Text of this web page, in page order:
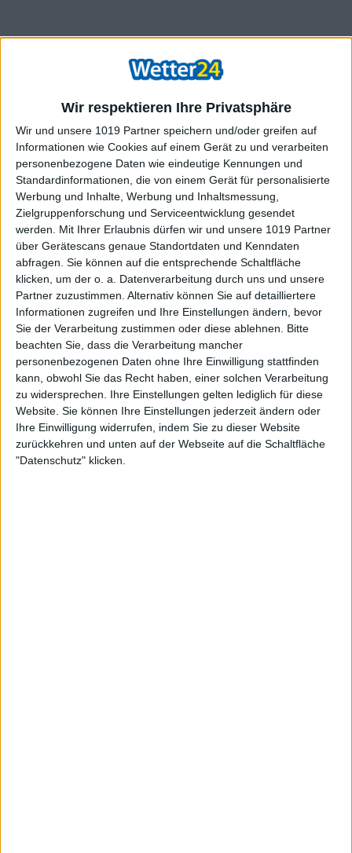
Wir respektieren Ihre Privatsphäre
Wir und unsere 1019 Partner speichern und/oder greifen auf
Informationen wie Cookies auf einem Gerät zu und verarbeiten
personenbezogene Daten wie eindeutige Kennungen und
Standardinformationen, die von einem Gerät für personalisierte
Werbung und Inhalte, Werbung und Inhaltsmessung,
Zielgruppenforschung und Serviceentwicklung gesendet
werden.
Mit Ihrer Erlaubnis dürfen wir und unsere 1019 Partner
über Gerätescans genaue Standortdaten und Kenndaten
abfragen. Sie können auf die entsprechende Schaltfläche
klicken, um der o. a. Datenverarbeitung durch uns und unsere
Partner zuzustimmen. Alternativ können Sie auf detailliertere
Informationen zugreifen und Ihre Einstellungen ändern, bevor
Sie der Verarbeitung zustimmen oder diese ablehnen.
Bitte
beachten Sie, dass die Verarbeitung mancher
personenbezogenen Daten ohne Ihre Einwilligung stattfinden
kann, obwohl Sie das Recht haben, einer solchen Verarbeitung
zu widersprechen. Ihre Einstellungen gelten lediglich für diese
Website. Sie können Ihre Einstellungen jederzeit ändern oder
Ihre Einwilligung widerrufen, indem Sie zu dieser Website
zurückkehren und unten auf der Webseite auf die Schaltfläche
"Datenschutz" klicken.